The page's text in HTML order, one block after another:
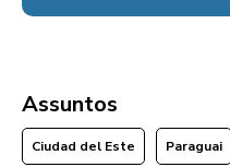
Assuntos
Ciudad del Este Paraguai